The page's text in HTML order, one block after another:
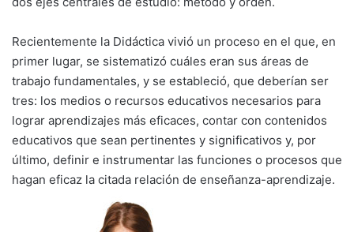
Recientemente la Didáctica vivió un proceso en el que, en
primer lugar, se sistematizó cuáles eran sus áreas de
trabajo fundamentales, y se estableció, que deberían ser
tres: los medios o recursos educativos necesarios para
lograr aprendizajes más eficaces, contar con contenidos
educativos que sean pertinentes y significativos y, por
último, definir e instrumentar las funciones o procesos que
hagan eficaz la citada relación de enseñanza-aprendizaje.